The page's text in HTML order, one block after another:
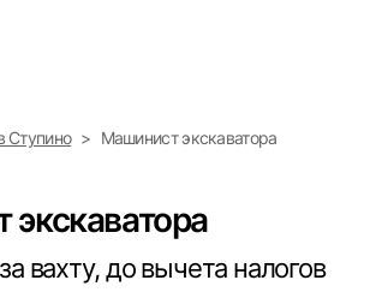
Ступино Машинист экскаватора
вахту, до вычета налогов